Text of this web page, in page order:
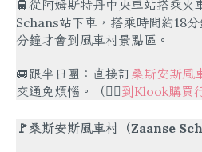
🚆從阿姆斯特丹中央車站搭乘火
Schans站下車，搭乘時間約18
分鐘才會到風車村景點區。
🚐跟半日團：直接訂桑斯安斯風
交通免煩惱。（👉🏻到Klook購買
🚩桑斯安斯風車村（Zaanse